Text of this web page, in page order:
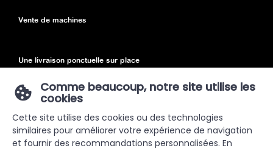
Vente de machines
Une livraison ponctuelle sur place
Sitemap
Comme beaucoup, notre site utilise les
cookies
Cette site utilise des cookies ou des technologies
similaires pour améliorer votre expérience de navigation
et fournir des recommandations personnalisées. En